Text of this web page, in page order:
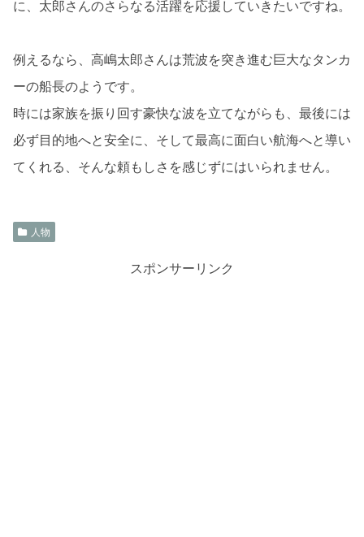
に、太郎さんのさらなる活躍を応援していきたいですね。
例えるなら、高嶋太郎さんは荒波を突き進む巨大なタンカ
ーの船長のようです。
時には家族を振り回す豪快な波を立てながらも、最後には
必ず目的地へと安全に、そして最高に面白い航海へと導い
てくれる、そんな頼もしさを感じずにはいられません。
人物
スポンサーリンク